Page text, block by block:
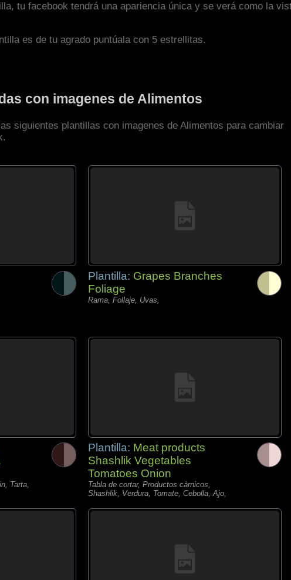
tu facebook tendrá una apariencia única y se verá como la
es de tu agrado puntúala con 5 estrellitas.
con imagenes de Alimentos
siguientes plantillas con imagenes de Alimentos para cambiar
Plantilla: Grapes Branches
Foliage
Rama, Follaje, Uvas,
Tarta,
Plantilla: Meat products
Shashlik Vegetables
Tomatoes Onion
Tabla de cortar, Productos càrnicos,
Shashlik, Verdura, Tomate, Cebolla, Ajo,